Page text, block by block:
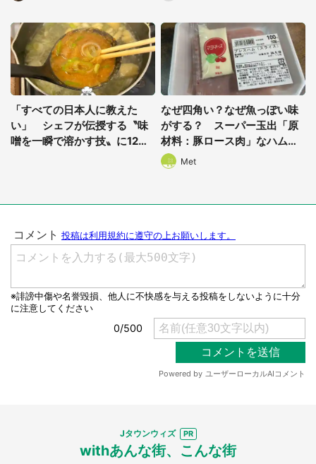
「すべての日本人に教えた
い」 シェフが伝授する〝味
噌を一瞬で溶かす技〟に12万
なぜ四角い？なぜ魚っぽい味
がする？ スーパー玉出「原
材料：豚ロース肉」なハムの
謎
Met
Jタウンウィズ
withあんな街、こんな街